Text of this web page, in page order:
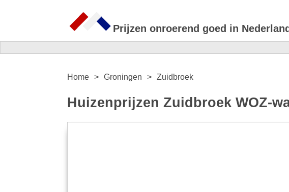
Prijzen onroerend goed in Nederland
Home Groningen Zuidbroek
Huizenprijzen Zuidbroek WOZ-